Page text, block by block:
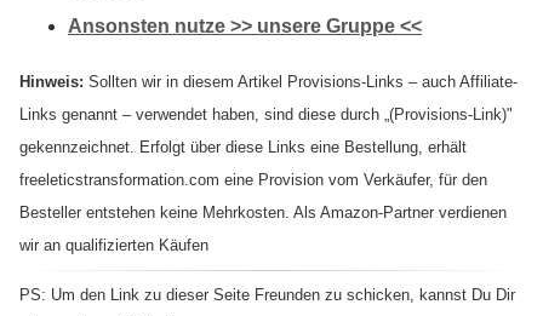
Ansonsten nutze >> unsere Gruppe <<
Hinweis: Sollten wir in diesem Artikel Provisions-Links – auch Affiliate-
Links genannt – verwendet haben, sind diese durch „(Provisions-Link)"
gekennzeichnet. Erfolgt über diese Links eine Bestellung, erhält
freeleticstransformation.com eine Provision vom Verkäufer, für den
Besteller entstehen keine Mehrkosten. Als Amazon-Partner verdienen
wir an qualifizierten Käufen
PS: Um den Link zu dieser Seite Freunden zu schicken, kannst Du Dir